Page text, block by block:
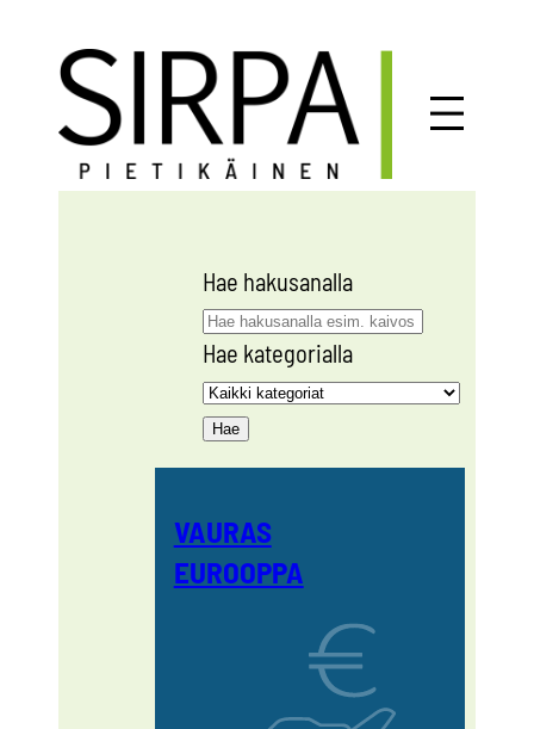
sisältöön
Hae hakusanalla
Hae kategorialla
VAURAS
EUROOPPA